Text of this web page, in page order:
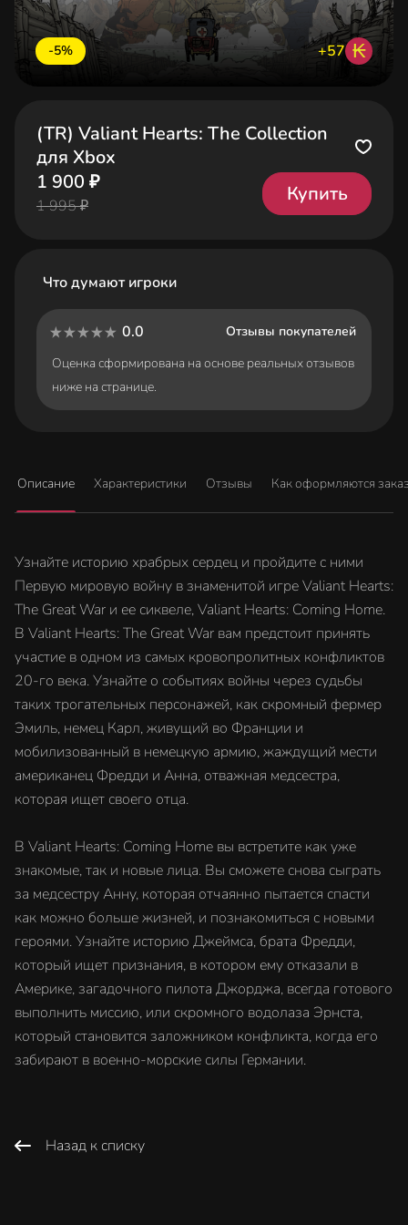
-5% +57 ₭
(TR) Valiant Hearts: The Collection
для Xbox
1 900 ₽
1 995 ₽
Купить
Что думают игроки
0.0
Отзывы покупателей
Оценка сформирована на основе реальных отзывов
ниже на странице.
Описание Характеристики Отзывы Как оформляются
Узнайте историю храбрых сердец и пройдите с ними
Первую мировую войну в знаменитой игре Valiant Hearts:
The Great War и ее сиквеле, Valiant Hearts: Coming Home.
В Valiant Hearts: The Great War вам предстоит принять
участие в одном из самых кровопролитных конфликтов
20-го века. Узнайте о событиях войны через судьбы
таких трогательных персонажей, как скромный фермер
Эмиль, немец Карл, живущий во Франции и
мобилизованный в немецкую армию, жаждущий мести
американец Фредди и Анна, отважная медсестра,
которая ищет своего отца.
В Valiant Hearts: Coming Home вы встретите как уже
знакомые, так и новые лица. Вы сможете снова сыграть
за медсестру Анну, которая отчаянно пытается спасти
как можно больше жизней, и познакомиться с новыми
героями. Узнайте историю Джеймса, брата Фредди,
который ищет признания, в котором ему отказали в
Америке, загадочного пилота Джорджа, всегда готового
выполнить миссию, или скромного водолаза Эрнста,
который становится заложником конфликта, когда его
забирают в военно-морские силы Германии.
Назад к списку